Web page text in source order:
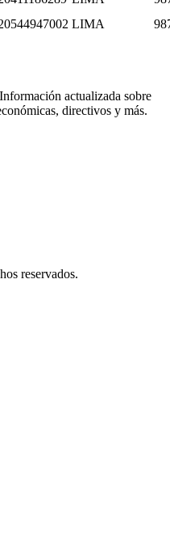
LIMA
actualizada sobre
directivos y más.
reservados.